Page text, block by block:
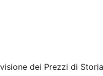
dei Prezzi di